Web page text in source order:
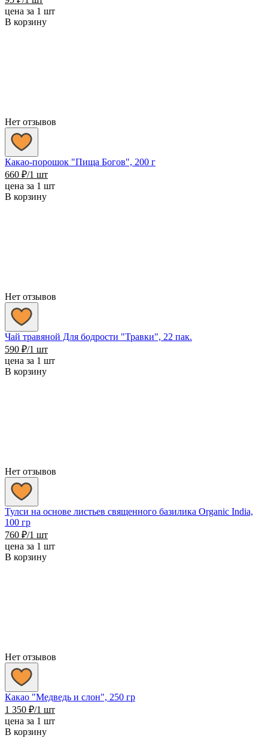
цена за 1 шт
В корзину
Нет отзывов
Какао-порошок "Пища Богов", 200 г
660 ₽/1 шт
цена за 1 шт
В корзину
Нет отзывов
Чай травяной Для бодрости "Травки", 22 пак.
590 ₽/1 шт
цена за 1 шт
В корзину
Нет отзывов
Тулси на основе листьев священного базилика Organic India,
100 гр
760 ₽/1 шт
цена за 1 шт
В корзину
Нет отзывов
Какао "Медведь и слон", 250 гр
1 350 ₽/1 шт
цена за 1 шт
В корзину